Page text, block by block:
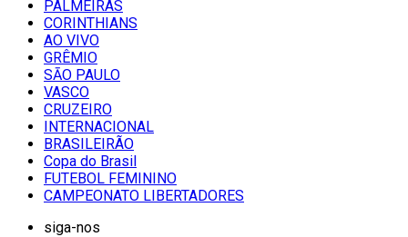
PALMEIRAS
CORINTHIANS
AO VIVO
GRÊMIO
SĀO PAULO
VASCO
CRUZEIRO
INTERNACIONAL
BRASILEIRÃO
Copa do Brasil
FUTEBOL FEMININO
CAMPEONATO LIBERTADORES
siga-nos